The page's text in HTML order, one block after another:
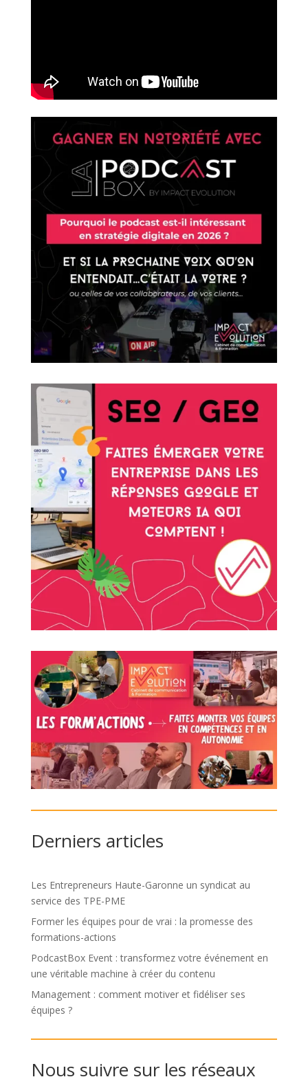
Derniers articles
Les Entrepreneurs Haute-Garonne un syndicat au
service des TPE-PME
Former les équipes pour de vrai : la promesse des
formations-actions
PodcastBox Event : transformez votre événement en
une véritable machine à créer du contenu
Management : comment motiver et fidéliser ses
équipes ?
Nous suivre sur les réseaux